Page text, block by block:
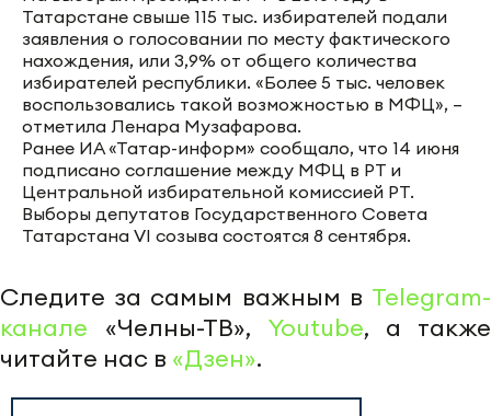
Татарстане свыше 115 тыс. избирателей подали
заявления о голосовании по месту фактического
нахождения, или 3,9% от общего количества
избирателей республики. «Более 5 тыс. человек
воспользовались такой возможностью в МФЦ», –
отметила Ленара Музафарова.
Ранее ИА «Татар-информ» сообщало, что 14 июня
подписано соглашение между МФЦ в РТ и
Центральной избирательной комиссией РТ.
Выборы депутатов Государственного Совета
Татарстана VI созыва состоятся 8 сентября.
Следите за самым важным в Telegram-
канале «Челны-ТВ», Youtube, а также
читайте нас в «Дзен».